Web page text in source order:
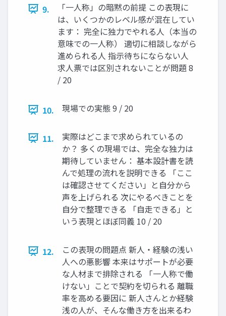
9.
「一人称」の暗黙の前提 この表現に
は、いくつかのレベル感が混在してい
ます： 完全に独力でやれる人（本当の
意味での一人称） 適切に相談しながら
進められる人 指示待ちにならない人
求人票では区別されないことが問題 8
/ 20
10. 現場での実態 9 / 20
11.
実際はどこまで求められているの
か？ 多くの現場では、完全な独力は
期待していません： 基本設計書を読
んで処理の流れを説明できる 「ここ
は確認させてください」と自分から
声を上げられる 次にやるべきことを
自分で整理できる 「自走できる」と
いう表現とほぼ同義 10 / 20
12.
この表現の問題点 新人・経験の浅い
人への悪影響 本来はサポートが必要
な人材まで排除される 「一人称で働
けない」ことで契約を切られる 離職
率を高める要因に 新人さんとか経験
浅の人が、そんな働き方を出来るわ